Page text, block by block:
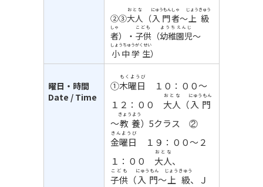
②③大人
おとな
（入門
にゅうもん
者
しゃ
～上級
じょうきゅう
者
しゃ
）・ 子供
こども
（幼稚
ようち
園児
えんじ
～
小中学生
しょうちゅうがくせい
）
曜日・時間
Date / Time
①木曜日
もくようび
１０：００～
１２：００ 大人
おとな
（入門
にゅうもん
～教養
きょうよう
） 5クラス ②
金曜日
きんようび
１９：００～２
１：００ 大人
おとな
、
子供
こども
（入門
にゅうもん
～ 上級
じょうきゅう
、Ｊ